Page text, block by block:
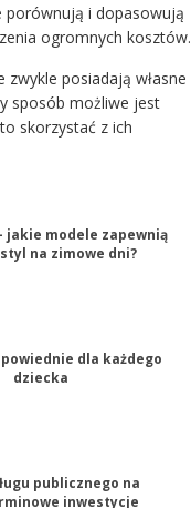
porównują i dopasowują
ogromnych kosztów.
posiadają własne
sposób możliwe jest
skorzystać z ich
jakie modele zapewnią
na zimowe dni?
dla każdego
dziecka
publicznego na
inwestycje